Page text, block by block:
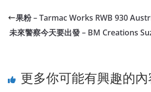
果粉 – Tarmac Works RWB 930
未來警察今天要出發 – BM Creations
更多你可能有興趣的